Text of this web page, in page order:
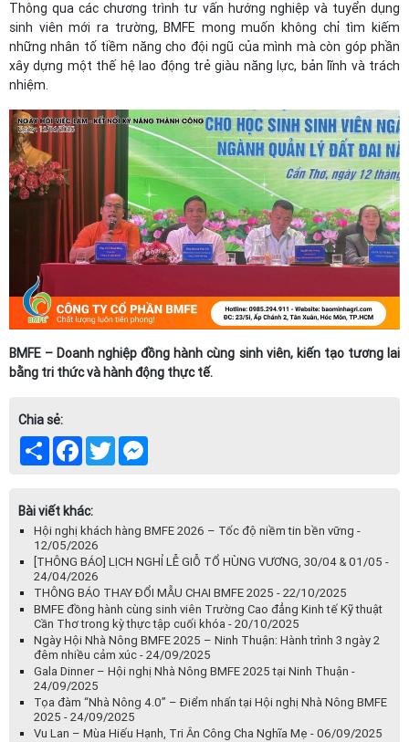
Thông qua các chương trình tư vấn hướng nghiệp và tuyển dụng
sinh viên mới ra trường, BMFE mong muốn không chỉ tìm kiếm
những nhân tố tiềm năng cho đội ngũ của mình mà còn góp phần
xây dựng một thế hệ lao động trẻ giàu năng lực, bản lĩnh và trách
nhiệm.
BMFE – Doanh nghiệp đồng hành cùng sinh viên, kiến tạo tương lai
bằng tri thức và hành động thực tế.
Chia sẻ:
Share Facebook
Twitter
Bài viết khác:
Hội nghị khách hàng BMFE 2026 – Tốc độ niềm tin bền vững -
12/05/2026
[THÔNG BÁO] LỊCH NGHỈ LỄ GIỖ TỔ HÙNG VƯƠNG, 30/04 & 01/05 -
24/04/2026
THÔNG BÁO THAY ĐỔI MẪU CHAI BMFE 2025 - 22/10/2025
BMFE đồng hành cùng sinh viên Trường Cao đẳng Kinh tế Kỹ thuật
Cần Thơ trong kỳ thực tập cuối khóa - 20/10/2025
Ngày Hội Nhà Nông BMFE 2025 – Ninh Thuận: Hành trình 3 ngày 2
đêm nhiều cảm xúc - 24/09/2025
Gala Dinner – Hội nghị Nhà Nông BMFE 2025 tại Ninh Thuận -
24/09/2025
Tọa đàm “Nhà Nông 4.0” – Điểm nhấn tại Hội nghị Nhà Nông BMFE
2025 - 24/09/2025
Vu Lan – Mùa Hiếu Hạnh, Tri Ân Công Cha Nghĩa Mẹ - 06/09/2025